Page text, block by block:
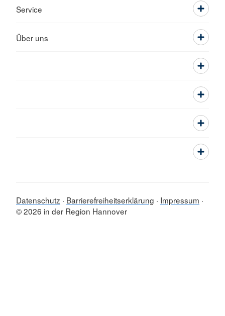
Service
Über uns
Datenschutz Barrierefreiheitserklärung
Impressum
© 2026 in der Region Hannover